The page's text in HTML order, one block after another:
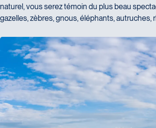
naturel, vous serez témoin du plus beau
gazelles, zèbres, gnous, éléphants, autruches,